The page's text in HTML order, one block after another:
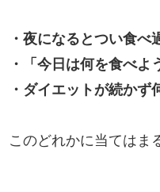
・夜になるとつい食べ
・「今日は何を食べ
・ダイエットが続か
このどれかに当てはま